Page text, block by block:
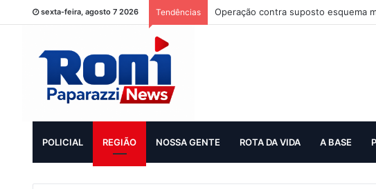
sexta-feira, agosto 7 2026 Tendências Operação contra suposto esquema
POLICIAL REGIÃO NOSSA GENTE ROTA DA VIDA A BASE